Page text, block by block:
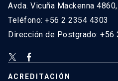
Avda. Vicuña Mackenna
Teléfono: +56 2 2354 4303
Dirección de Postgrado: +56
ACREDITACIÓN